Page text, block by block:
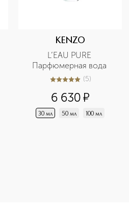
KENZO
L’EAU PURE
5из 55 (5)
6 630¤
30 мл 50 мл 100 мл